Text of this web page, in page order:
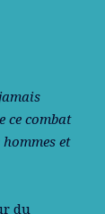
ce combat
et
du